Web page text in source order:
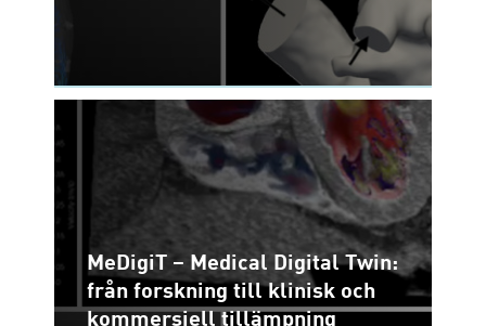
MeDigiT – Medical Digital Twin:
från forskning till klinisk och
kommersiell tillämpning